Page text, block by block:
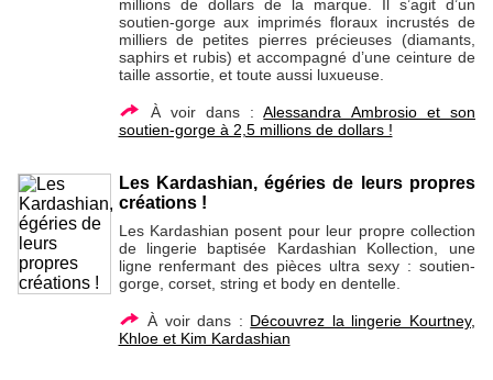
millions de dollars de la marque. Il s’agit d’un
soutien-gorge aux imprimés floraux incrustés de
milliers de petites pierres précieuses (diamants,
saphirs et rubis) et accompagné d’une ceinture de
taille assortie, et toute aussi luxueuse.
À voir dans :Alessandra Ambrosio et son
soutien-gorge à 2,5 millions de dollars !
Les Kardashian, égéries de leurs propres
créations !
Les Kardashian posent pour leur propre collection
de lingerie baptisée Kardashian Kollection, une
ligne renfermant des pièces ultra sexy : soutien-
gorge, corset, string et body en dentelle.
À voir dans : Découvrez la lingerie Kourtney,
Khloe et Kim Kardashian